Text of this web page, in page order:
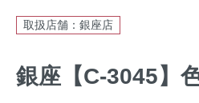
取扱店舗：銀座店
銀座【C-3045】